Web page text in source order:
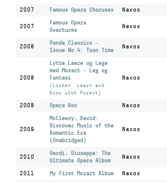
2007
Famous Opera Choruses Naxos
2007
Famous Opera
Overtures
Naxos
2008
Panda Classics -
Issue No.4: Toon Time
Naxos
2008
Lytte Laere og Lege
med Mozart - Leg og
Fantasi
(Listen, Learn and
Grow with Mozart)
Naxos
2008 Opera Box Naxos
2009
McCleery, David:
Discover Music of the
Romantic Era
(Unabridged)
Naxos
2010
Verdi, Giuseppe: The
Ultimate Opera Album
Naxos
2011 My First Mozart Album Naxos